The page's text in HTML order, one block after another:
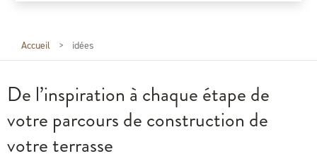
Accueil > idées
De l’inspiration à chaque étape de
votre parcours de construction de
votre terrasse